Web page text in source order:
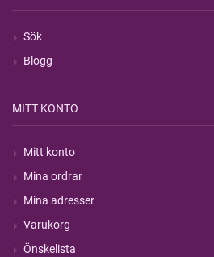
Sök
Blogg
MITT KONTO
Mitt konto
Mina ordrar
Mina adresser
Varukorg
Önskelista